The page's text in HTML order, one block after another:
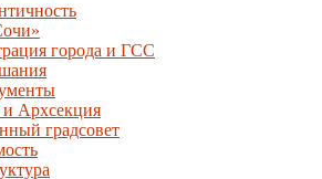
города и ГСС
и Архсекция
градсовет